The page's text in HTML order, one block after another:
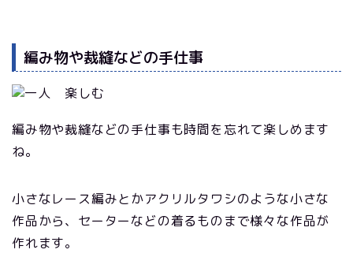
編み物や裁縫などの手仕事
編み物や裁縫などの手仕事も時間を忘れて楽しめます
ね。
小さなレース編みとかアクリルタワシのような小さな
作品から、セーターなどの着るものまで様々な作品が
作れます。